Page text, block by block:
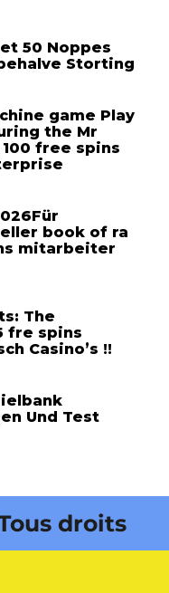
50 Noppes
Storting
game Play
the Mr
free spins
book of ra
mitarbeiter
The
fre spins
Casino’s !!
Und Test
droits